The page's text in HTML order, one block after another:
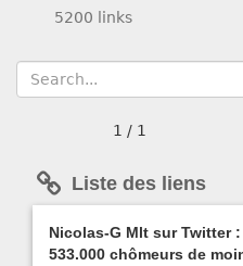
5200 links
1 / 1
Liste des liens
Nicolas-G Mlt sur Twitter
533.000 chômeurs de